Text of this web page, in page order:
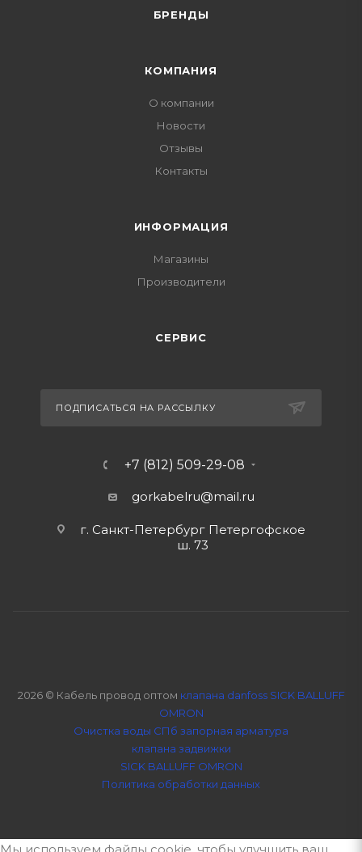
БРЕНДЫ
КОМПАНИЯ
О компании
Новости
Отзывы
Контакты
ИНФОРМАЦИЯ
Магазины
Производители
СЕРВИС
ПОДПИСАТЬСЯ НА РАССЫЛКУ
+7 (812) 509-29-08
gorkabelru@mail.ru
г. Санкт-Петербург Петергофское
ш. 73
2026 © Кабель провод оптом клапана danfoss SICK BALLUFF
OMRON
Очистка воды СПб запорная арматура
клапана задвижки
SICK BALLUFF OMRON
Политика обработки данных